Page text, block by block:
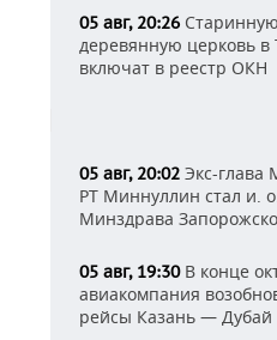
05 авг, 20:26 Старинную
деревянную церковь в
включат в реестр ОКН
05 авг, 20:02 Экс-глава
РТ Миннуллин стал и.
Минздрава
05 авг, 19:30В конце
авиакомпания
рейсы Казань — Дубай